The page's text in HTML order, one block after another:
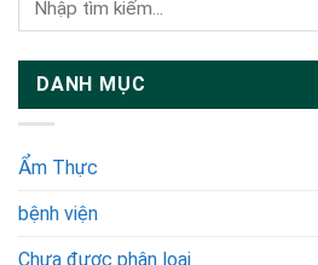
DANH MỤC
Ẩm Thực
bệnh viện
Chưa được phân loại